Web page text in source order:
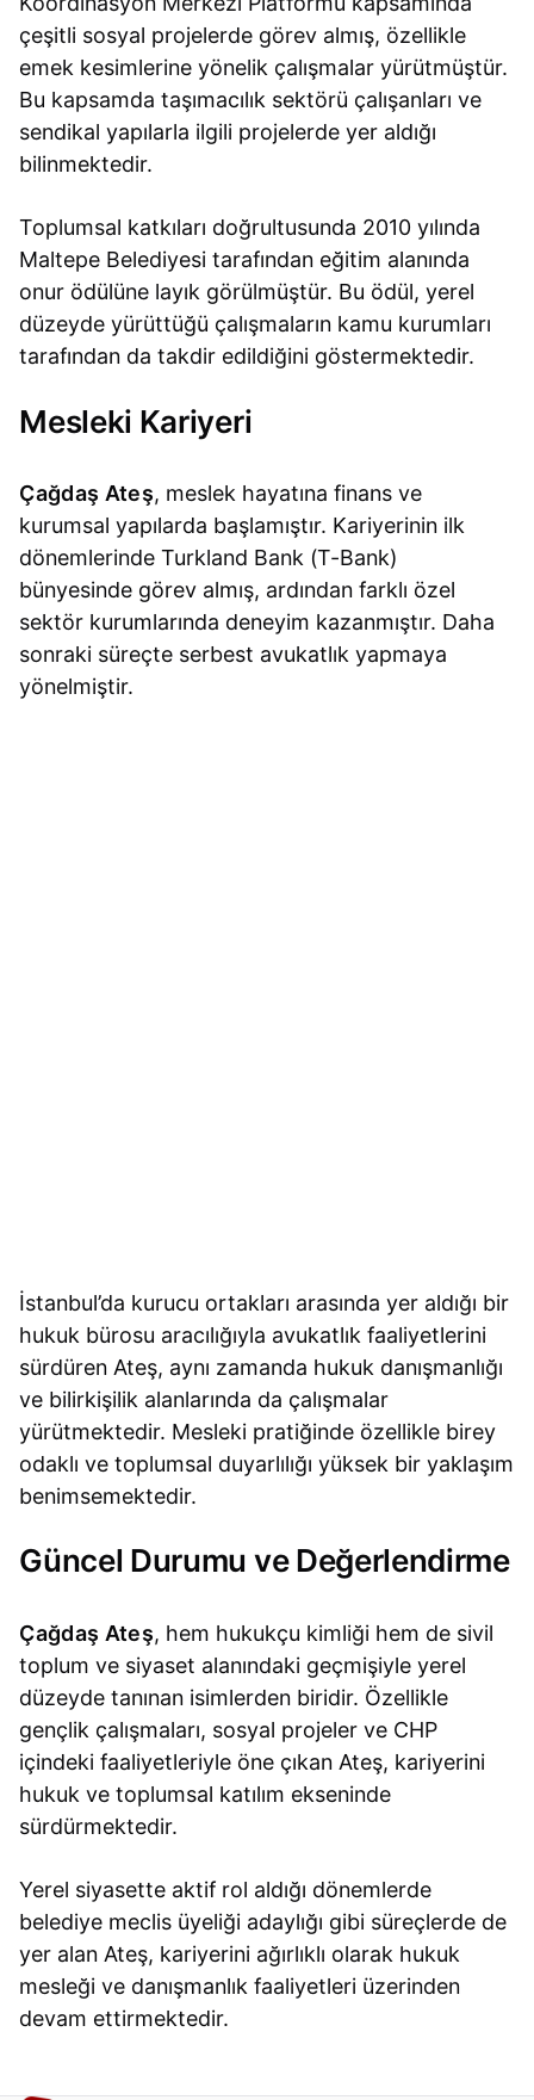
çeşitli sosyal projelerde görev almış, özellikle
emek kesimlerine yönelik çalışmalar yürütmüştür.
Bu kapsamda taşımacılık sektörü çalışanları ve
sendikal yapılarla ilgili projelerde yer aldığı
bilinmektedir.
Toplumsal katkıları doğrultusunda 2010 yılında
Maltepe Belediyesi tarafından eğitim alanında
onur ödülüne layık görülmüştür. Bu ödül, yerel
düzeyde yürüttüğü çalışmaların kamu kurumları
tarafından da takdir edildiğini göstermektedir.
Mesleki Kariyeri
Çağdaş Ateş, meslek hayatına finans ve
kurumsal yapılarda başlamıştır. Kariyerinin ilk
dönemlerinde Turkland Bank (T-Bank)
bünyesinde görev almış, ardından farklı özel
sektör kurumlarında deneyim kazanmıştır. Daha
sonraki süreçte serbest avukatlık yapmaya
yönelmiştir.
İstanbul’da kurucu ortakları arasında yer aldığı bir
hukuk bürosu aracılığıyla avukatlık faaliyetlerini
sürdüren Ateş, aynı zamanda hukuk danışmanlığı
ve bilirkişilik alanlarında da çalışmalar
yürütmektedir. Mesleki pratiğinde özellikle birey
odaklı ve toplumsal duyarlılığı yüksek bir yaklaşım
benimsemektedir.
Güncel Durumu ve Değerlendirme
Çağdaş Ateş, hem hukukçu kimliği hem de sivil
toplum ve siyaset alanındaki geçmişiyle yerel
düzeyde tanınan isimlerden biridir. Özellikle
gençlik çalışmaları, sosyal projeler ve CHP
içindeki faaliyetleriyle öne çıkan Ateş, kariyerini
hukuk ve toplumsal katılım ekseninde
sürdürmektedir.
Yerel siyasette aktif rol aldığı dönemlerde
belediye meclis üyeliği adaylığı gibi süreçlerde de
yer alan Ateş, kariyerini ağırlıklı olarak hukuk
mesleği ve danışmanlık faaliyetleri üzerinden
devam ettirmektedir.